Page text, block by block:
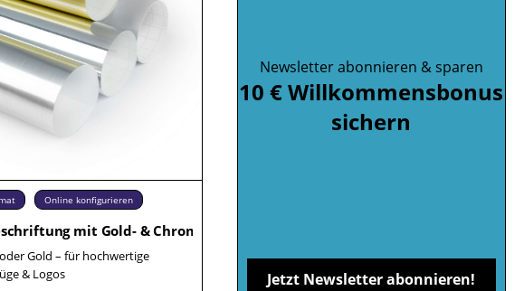
Online konfigurieren
mit Gold- & Chromfolie
Gold – für hochwertige
& Logos
Newsletter abonnieren & sparen
10 € Willkommensbonus
sichern
Jetzt Newsletter abonnieren!